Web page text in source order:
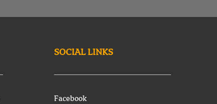
SOCIAL LINKS
Facebook